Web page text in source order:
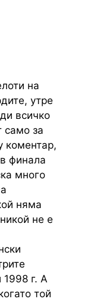
на
утре
всичко
само за
коментар,
финала
много
няма
не е
г. А
той